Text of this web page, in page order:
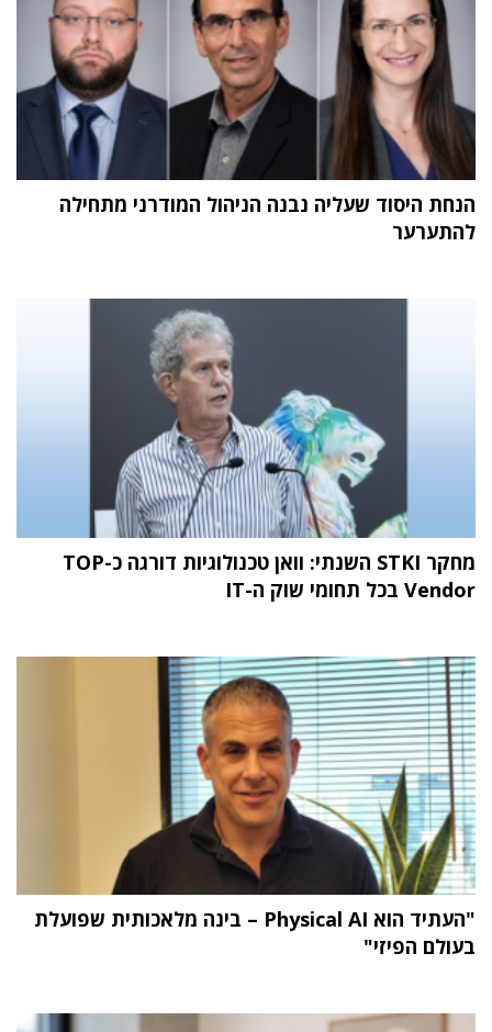
הנחת היסוד שעליה נבנה הניהול המודרני מתחילה
להתערער
מחקר STKI השנתי: וואן טכנולוגיות דורגה כ-TOP
Vendor בכל תחומי שוק ה-IT
"העתיד הוא Physical AI – בינה מלאכותית שפועלת
בעולם הפיזי"